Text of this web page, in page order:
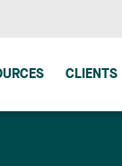
CLIENTS